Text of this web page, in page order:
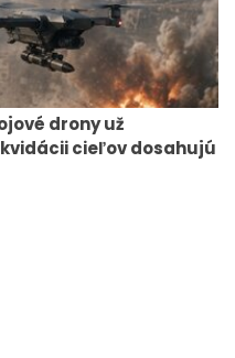
drony už
cieľov dosahujú